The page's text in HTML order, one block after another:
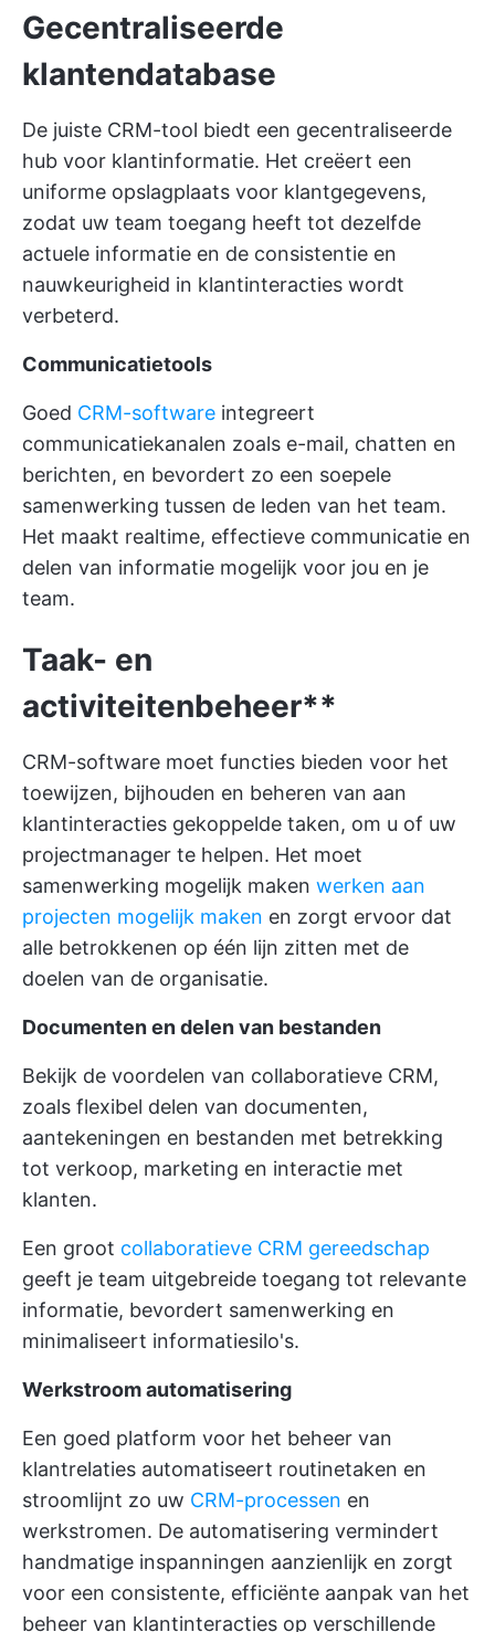
Gecentraliseerde
klantendatabase
De juiste CRM-tool biedt een gecentraliseerde
hub voor klantinformatie. Het creëert een
uniforme opslagplaats voor klantgegevens,
zodat uw team toegang heeft tot dezelfde
actuele informatie en de consistentie en
nauwkeurigheid in klantinteracties wordt
verbeterd.
Communicatietools
Goed CRM-software integreert
communicatiekanalen zoals e-mail, chatten en
berichten, en bevordert zo een soepele
samenwerking tussen de leden van het team.
Het maakt realtime, effectieve communicatie en
delen van informatie mogelijk voor jou en je
team.
Taak- en
activiteitenbeheer**
CRM-software moet functies bieden voor het
toewijzen, bijhouden en beheren van aan
klantinteracties gekoppelde taken, om u of uw
projectmanager te helpen. Het moet
samenwerking mogelijk maken werken aan
projecten mogelijk maken en zorgt ervoor dat
alle betrokkenen op één lijn zitten met de
doelen van de organisatie.
Documenten en delen van bestanden
Bekijk de voordelen van collaboratieve CRM,
zoals flexibel delen van documenten,
aantekeningen en bestanden met betrekking
tot verkoop, marketing en interactie met
klanten.
Een groot collaboratieve CRM gereedschap
geeft je team uitgebreide toegang tot relevante
informatie, bevordert samenwerking en
minimaliseert informatiesilo's.
Werkstroom automatisering
Een goed platform voor het beheer van
klantrelaties automatiseert routinetaken en
stroomlijnt zo uw CRM-processen en
werkstromen. De automatisering vermindert
handmatige inspanningen aanzienlijk en zorgt
voor een consistente, efficiënte aanpak van het
beheer van klantinteracties op verschillende